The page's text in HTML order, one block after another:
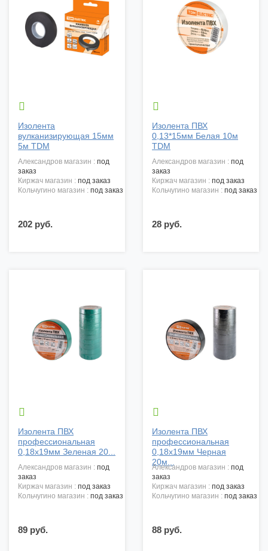

Изолента
вулканизирующая 15мм
5м TDM
александров магазин : под
заказ
киржач магазин : под заказ
кольчугино магазин : под заказ
202 руб.

Изолента ПВХ
0,13*15мм Белая 10м
TDM
александров магазин : под
заказ
киржач магазин : под заказ
кольчугино магазин : под заказ
28 руб.

Изолента ПВХ
профессиональная
0,18х19мм Зеленая 20...
александров магазин : под
заказ
киржач магазин : под заказ
кольчугино магазин : под заказ
89 руб.

Изолента ПВХ
профессиональная
0,18х19мм Черная
20м...
александров магазин : под
заказ
киржач магазин : под заказ
кольчугино магазин : под заказ
88 руб.